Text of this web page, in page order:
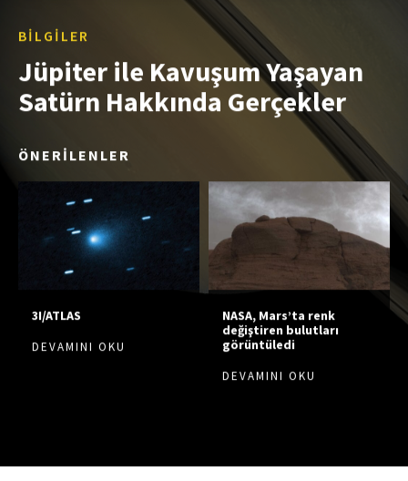
BILGILER
Jüpiter ile Kavuşum Yaşayan
Satürn Hakkında Gerçekler
ÖNERİLENLER
3I/ATLAS
DEVAMINI OKU
NASA, Mars’ta renk
değiştiren bulutları
görüntüledi
DEVAMINI OKU